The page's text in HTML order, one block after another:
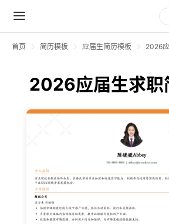
首页 简历模板 应届生简历模板 2026
2026应届生求职